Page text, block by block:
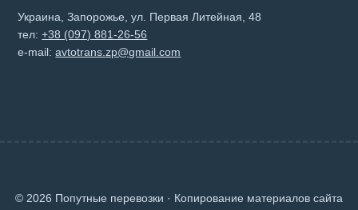
Украина, Запорожье, ул. Первая Литейная, 48
тел:+38 (097) 881-26-56
e-mail:avtotrans.zp@gmail.com
© 2026 Попутные перевозки · Копирование материалов сайта